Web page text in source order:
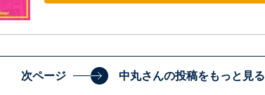
次ページ 中丸さんの投稿をもっと見る